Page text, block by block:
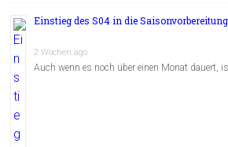
Einstieg des S04 in die Saisonvorbereitung
2 Wochen ago
Auch wenn es noch über einen Monat dauert,